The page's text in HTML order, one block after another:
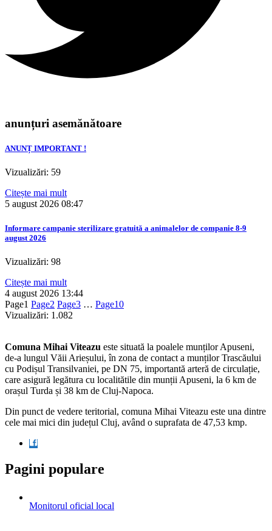
anunțuri asemănătoare
ANUNȚ IMPORTANT !
Vizualizări: 59
Citește mai mult
5 august 2026 08:47
Informare campanie sterilizare gratuită a animalelor de companie 8-9
august 2026
Vizualizări: 98
Citește mai mult
4 august 2026 13:44
Page1 Page2 Page3 … Page10
Vizualizări: 1.082
Comuna Mihai Viteazu este situată la poalele munților Apuseni,
de-a lungul Văii Arieșului, în zona de contact a munților Trascăului
cu Podișul Transilvaniei, pe DN 75, importantă arteră de circulație,
care asigură legătura cu localitătile din munții Apuseni, la 6 km de
orașul Turda și 38 km de Cluj-Napoca.
Din punct de vedere teritorial, comuna Mihai Viteazu este una dintre
cele mai mici din județul Cluj, având o suprafata de 47,53 kmp.
Pagini populare
Monitorul oficial local